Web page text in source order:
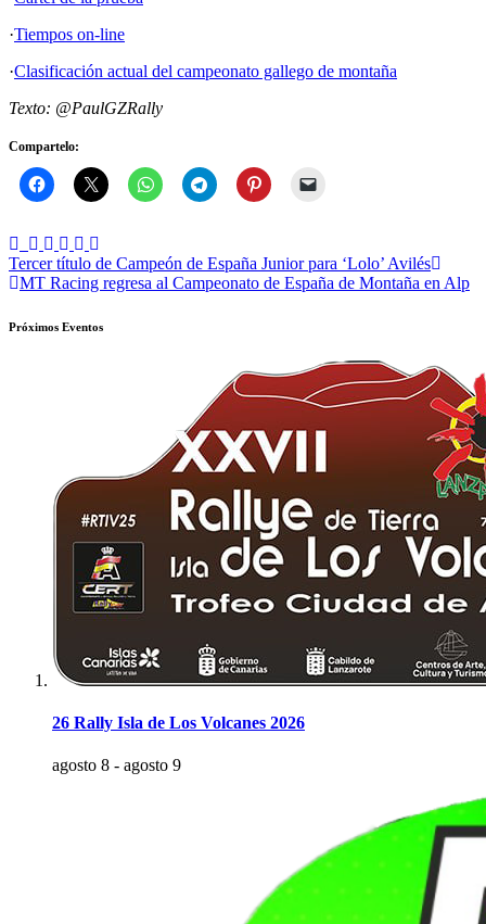
·Tiempos on-line
·Clasificación actual del campeonato gallego de montaña
Texto: @PaulGZRally
Compartelo:
Navegación
de
entradas
Tercer título de Campeón de España Junior para ‘Lolo’ Avilés
MT Racing regresa al Campeonato de España de Montaña en Alp
Próximos Eventos
26 Rally Isla de Los Volcanes 2026
agosto 8 - agosto 9